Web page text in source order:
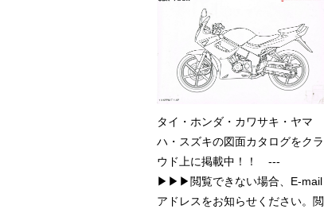
タイ・ホンダ・カワサキ・ヤマ
ハ・スズキの図面カタログをクラ
ウド上に掲載中！！ ---
▶▶▶閲覧できない場合、E-mail
アドレスをお知らせください。閲